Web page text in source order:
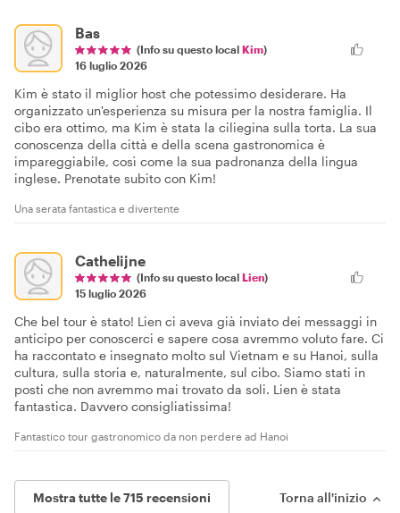
Bas
(Info su questo local Kim)
16 luglio 2026
Kim è stato il miglior host che potessimo desiderare. Ha
organizzato un'esperienza su misura per la nostra famiglia. Il
cibo era ottimo, ma Kim è stata la ciliegina sulla torta. La sua
conoscenza della città e della scena gastronomica è
impareggiabile, così come la sua padronanza della lingua
inglese. Prenotate subito con Kim!
Una serata fantastica e divertente
Cathelijne
(Info su questo local Lien)
15 luglio 2026
Che bel tour è stato! Lien ci aveva già inviato dei messaggi in
anticipo per conoscerci e sapere cosa avremmo voluto fare. Ci
ha raccontato e insegnato molto sul Vietnam e su Hanoi, sulla
cultura, sulla storia e, naturalmente, sul cibo. Siamo stati in
posti che non avremmo mai trovato da soli. Lien è stata
fantastica. Davvero consigliatissima!
Fantastico tour gastronomico da non perdere ad Hanoi
Mostra tutte le 715 recensioni Torna all'inizio